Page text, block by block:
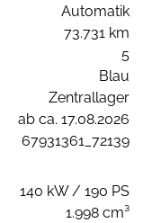
Automatik
73.731 km
5
Blau
Zentrallager
ab ca. 17.08.2026
67931361_72139
140 kW / 190 PS
1.998 cm³